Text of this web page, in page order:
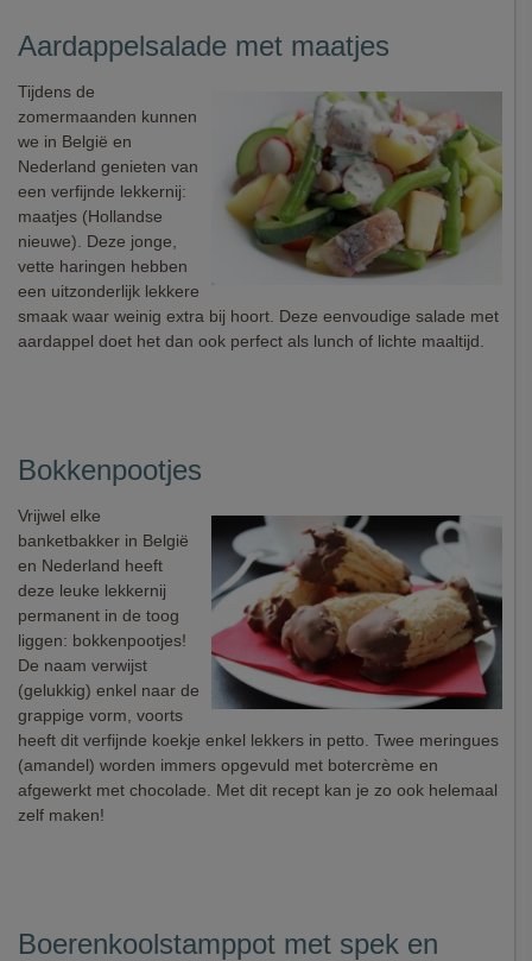
Aardappelsalade met maatjes
Tijdens de
zomermaanden kunnen
we in België en
Nederland genieten van
een verfijnde lekkernij:
maatjes (Hollandse
nieuwe). Deze jonge,
vette haringen hebben
een uitzonderlijk lekkere
smaak waar weinig extra bij hoort. Deze eenvoudige salade met
aardappel doet het dan ook perfect als lunch of lichte maaltijd.
Bokkenpootjes
Vrijwel elke
banketbakker in België
en Nederland heeft
deze leuke lekkernij
permanent in de toog
liggen: bokkenpootjes!
De naam verwijst
(gelukkig) enkel naar de
grappige vorm, voorts
heeft dit verfijnde koekje enkel lekkers in petto. Twee meringues
(amandel) worden immers opgevuld met botercrème en
afgewerkt met chocolade. Met dit recept kan je zo ook helemaal
zelf maken!
Boerenkoolstamppot met spek en